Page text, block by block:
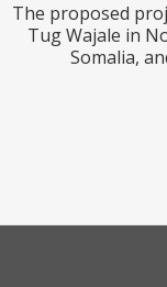
The proposed
Tug Wajale in
Somalia,